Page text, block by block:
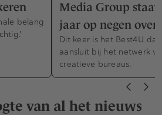
belang
Media Group staat
jaar op negen
Dit keer is het Best4U dat
aansluit bij het netwerk
creatieve bureaus.
van al het nieuws